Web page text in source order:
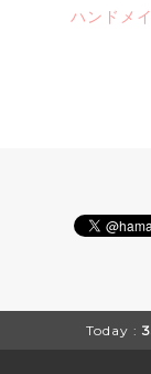
ハンドメ
Today :